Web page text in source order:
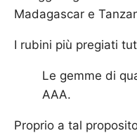
Madagascar e
I rubini più pregiati
Le gemme di
AAA.
Proprio a tal